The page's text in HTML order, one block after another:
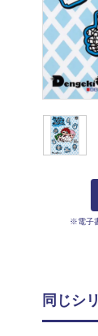
※電子
同じシ